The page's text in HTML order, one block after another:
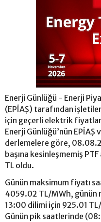
Enerji Günlüğü - Enerji
(EPİAŞ) tarafından
için geçerli elektrik
Enerji Günlüğü’nün EPİAŞ
derlemelere göre,
başına kesinleşmemiş
TL oldu.
Günün maksimum fiyatı
4059.02 TL/MWh, günün
13:00 dilimi için 925.01
Günün pik saatlerinde